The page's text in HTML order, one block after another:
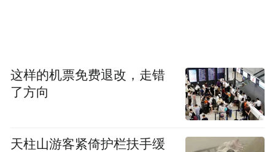
space services.”
这样的机票免费退改，走错
了方向
天柱山游客紧倚护栏扶手缓